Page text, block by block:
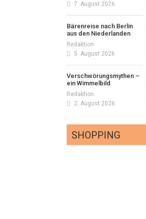
7. August 2026
Bärenreise nach Berlin
aus den Niederlanden
Redaktion
5. August 2026
Verschwörungsmythen –
ein Wimmelbild
Redaktion
2. August 2026
SHOPPING